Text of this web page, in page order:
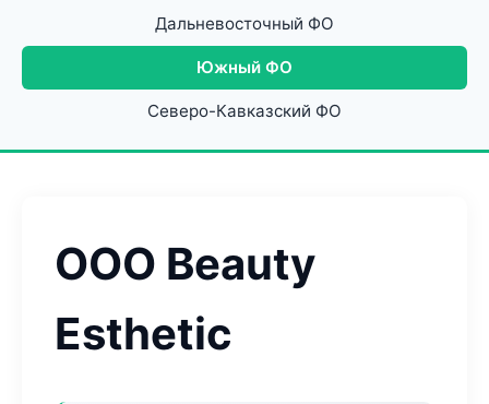
Дальневосточный ФО
Южный ФО
Северо-Кавказский ФО
ООО Beauty
Esthetic